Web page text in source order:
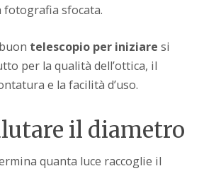
sfocata.
telescopio per iniziare si
per la qualità dell’ottica, il
e la facilità d’uso.
il diametro
quanta luce raccoglie il